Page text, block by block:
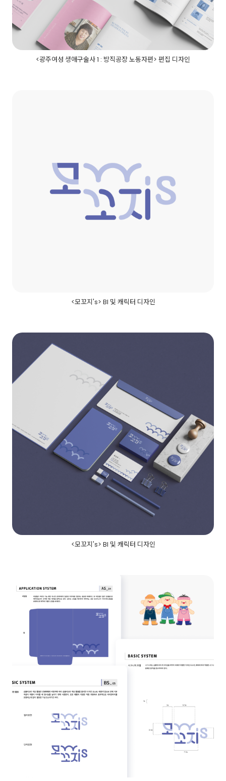
<광주여성 생애구술사 1 : 방직공장 노동자편> 편집 디자인
<모꼬지's> BI 및 캐릭터 디자인
<모꼬지's> BI 및 캐릭터 디자인